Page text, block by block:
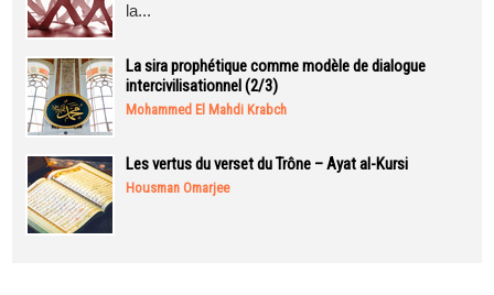
la...
La sira prophétique comme modèle de dialogue
intercivilisationnel (2/3)
Mohammed El Mahdi Krabch
Les vertus du verset du Trône – Ayat al-Kursi
Housman Omarjee